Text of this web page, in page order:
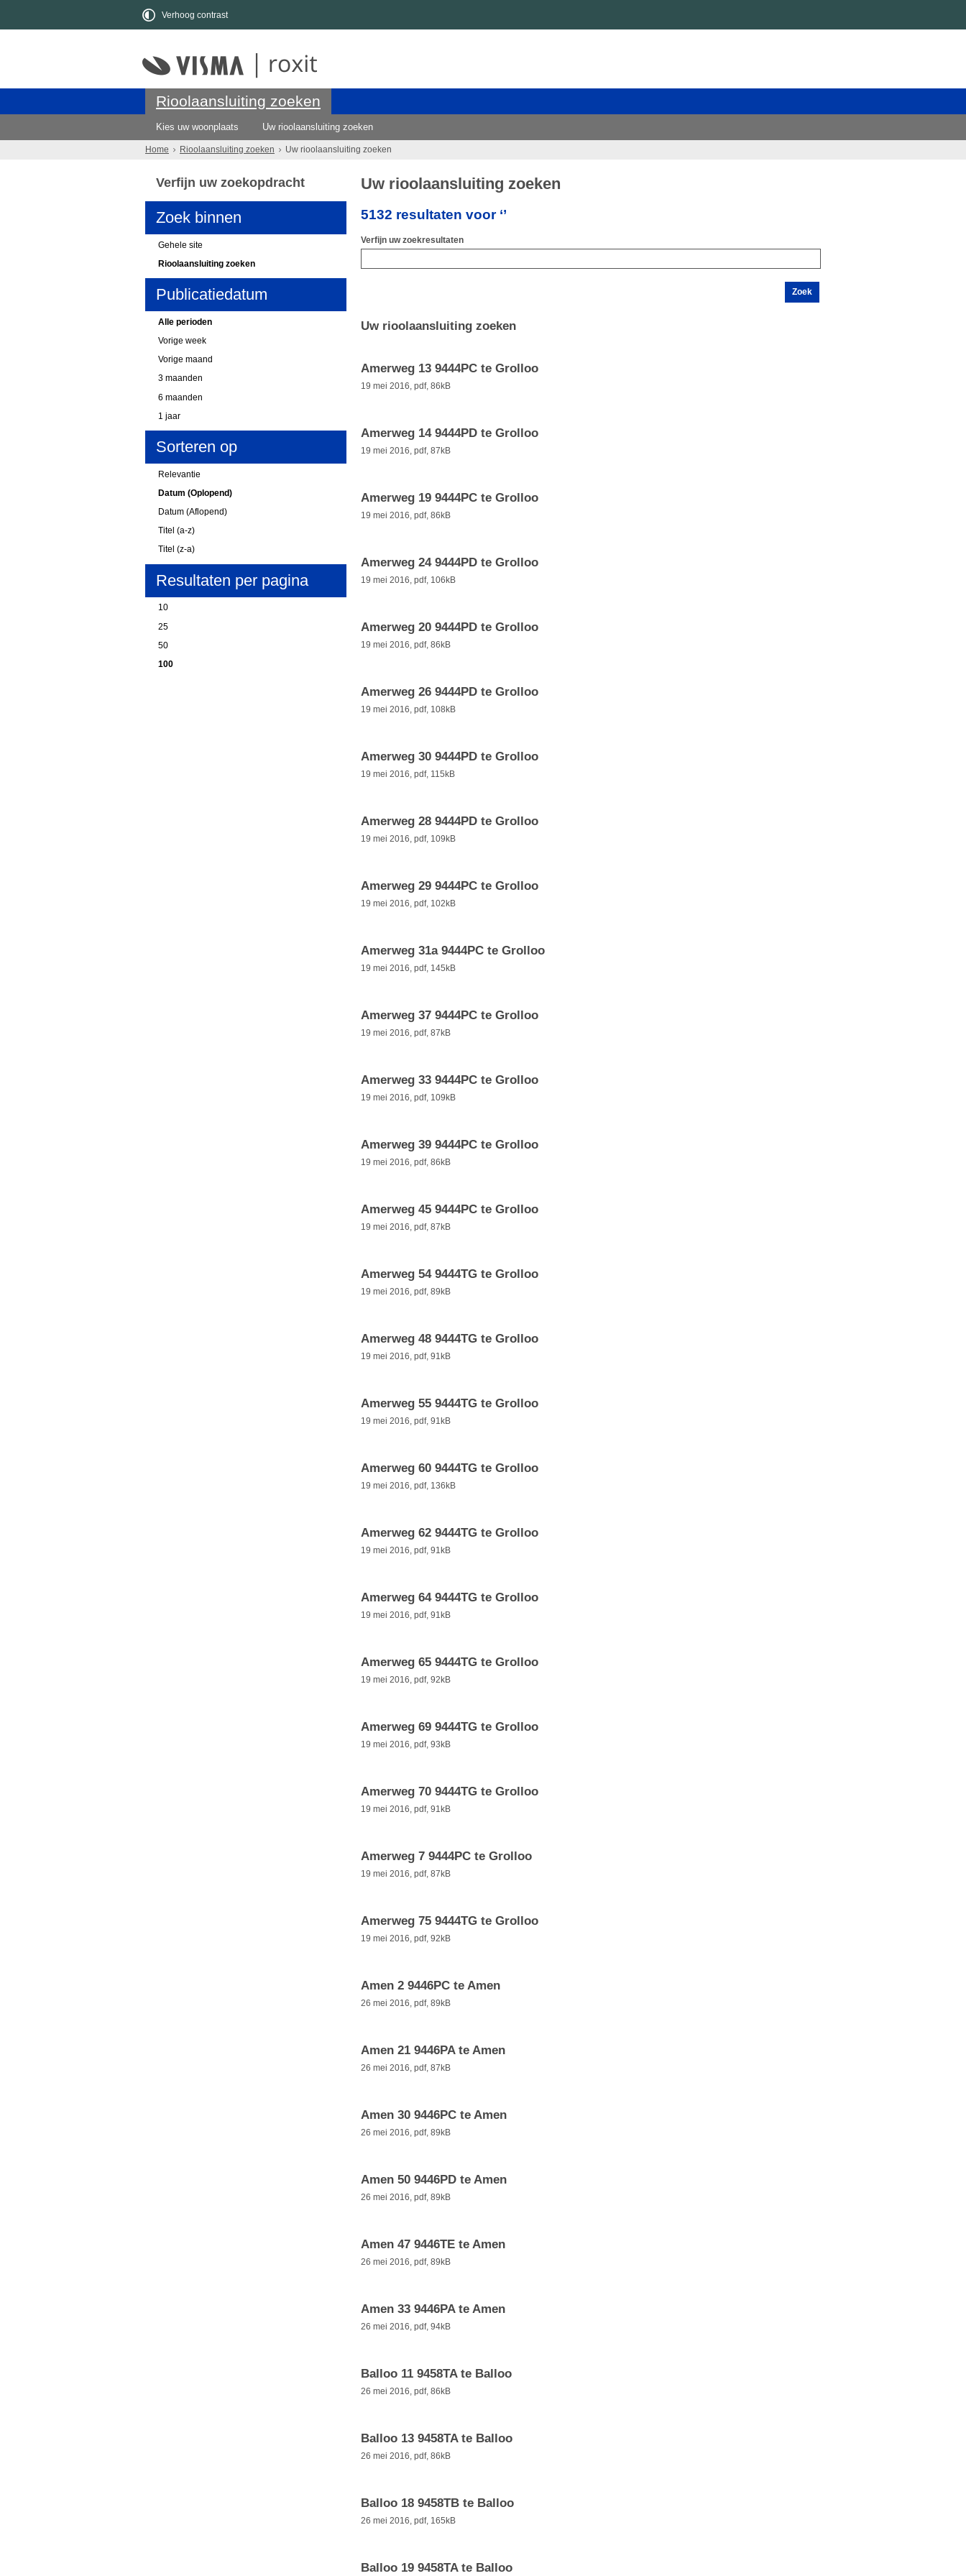
Verhoog contrast
Rioolaansluiting zoeken
Kies uw woonplaats Uw rioolaansluiting zoeken
Home Rioolaansluiting zoeken Uw rioolaansluiting zoeken
Uw rioolaansluiting zoeken
5132 resultaten voor ‘’
Verfijn uw zoekresultaten
Uw rioolaansluiting zoeken
Amerweg 13 9444PC te Grolloo
19 mei 2016, pdf, 86kB
Amerweg 14 9444PD te Grolloo
19 mei 2016, pdf, 87kB
Amerweg 19 9444PC te Grolloo
19 mei 2016, pdf, 86kB
Amerweg 24 9444PD te Grolloo
19 mei 2016, pdf, 106kB
Amerweg 20 9444PD te Grolloo
19 mei 2016, pdf, 86kB
Amerweg 26 9444PD te Grolloo
19 mei 2016, pdf, 108kB
Amerweg 30 9444PD te Grolloo
19 mei 2016, pdf, 115kB
Amerweg 28 9444PD te Grolloo
19 mei 2016, pdf, 109kB
Amerweg 29 9444PC te Grolloo
19 mei 2016, pdf, 102kB
Amerweg 31a 9444PC te Grolloo
19 mei 2016, pdf, 145kB
Amerweg 37 9444PC te Grolloo
19 mei 2016, pdf, 87kB
Amerweg 33 9444PC te Grolloo
19 mei 2016, pdf, 109kB
Amerweg 39 9444PC te Grolloo
19 mei 2016, pdf, 86kB
Amerweg 45 9444PC te Grolloo
19 mei 2016, pdf, 87kB
Amerweg 54 9444TG te Grolloo
19 mei 2016, pdf, 89kB
Amerweg 48 9444TG te Grolloo
19 mei 2016, pdf, 91kB
Amerweg 55 9444TG te Grolloo
19 mei 2016, pdf, 91kB
Amerweg 60 9444TG te Grolloo
19 mei 2016, pdf, 136kB
Amerweg 62 9444TG te Grolloo
19 mei 2016, pdf, 91kB
Amerweg 64 9444TG te Grolloo
19 mei 2016, pdf, 91kB
Amerweg 65 9444TG te Grolloo
19 mei 2016, pdf, 92kB
Amerweg 69 9444TG te Grolloo
19 mei 2016, pdf, 93kB
Amerweg 70 9444TG te Grolloo
19 mei 2016, pdf, 91kB
Amerweg 7 9444PC te Grolloo
19 mei 2016, pdf, 87kB
Amerweg 75 9444TG te Grolloo
19 mei 2016, pdf, 92kB
Amen 2 9446PC te Amen
26 mei 2016, pdf, 89kB
Amen 21 9446PA te Amen
26 mei 2016, pdf, 87kB
Amen 30 9446PC te Amen
26 mei 2016, pdf, 89kB
Amen 50 9446PD te Amen
26 mei 2016, pdf, 89kB
Amen 47 9446TE te Amen
26 mei 2016, pdf, 89kB
Amen 33 9446PA te Amen
26 mei 2016, pdf, 94kB
Balloo 11 9458TA te Balloo
26 mei 2016, pdf, 86kB
Balloo 13 9458TA te Balloo
26 mei 2016, pdf, 86kB
Balloo 18 9458TB te Balloo
26 mei 2016, pdf, 165kB
Balloo 19 9458TA te Balloo
Verfijn uw zoekopdracht
Zoek binnen
Gehele site
Rioolaansluiting zoeken
Publicatiedatum
Alle perioden
Vorige week
Vorige maand
3 maanden
6 maanden
1 jaar
Sorteren op
Relevantie
Datum (Oplopend)
Datum (Aflopend)
Titel (a-z)
Titel (z-a)
Resultaten per pagina
10
25
50
100